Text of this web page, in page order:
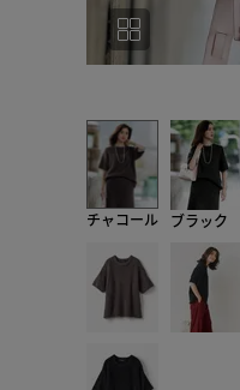
チャコール ブラック